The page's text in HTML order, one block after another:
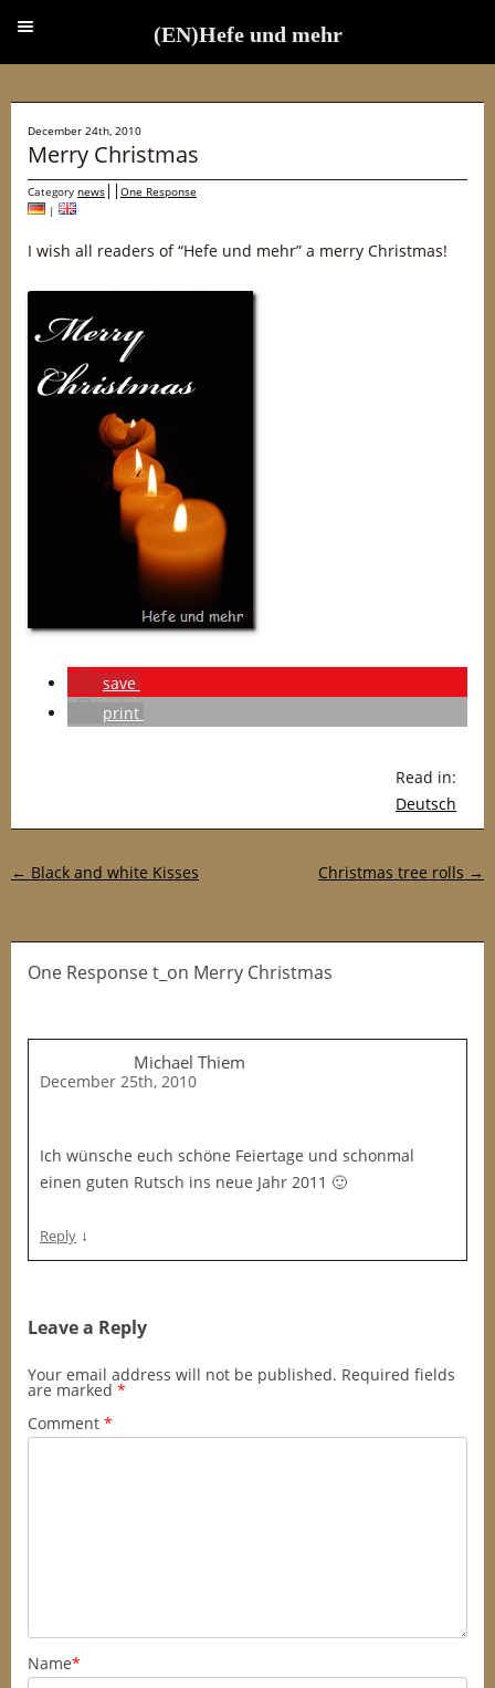
December 24th, 2010
Merry Christmas
Category news
One Response
|
I wish all readers of “Hefe und mehr” a merry Christmas!
save
print
Read in:
Deutsch
Post navigation
← Black and white Kisses Christmas tree rolls →
One Response t_on Merry Christmas
Michael Thiem
December 25th, 2010
Ich wünsche euch schöne Feiertage und schonmal
einen guten Rutsch ins neue Jahr 2011 🙂
Reply ↓
Leave a Reply
Your email address will not be published. Required fields
are marked *
Comment *
Name*
(EN)Hefe und mehr
(EN)Hefe und mehr